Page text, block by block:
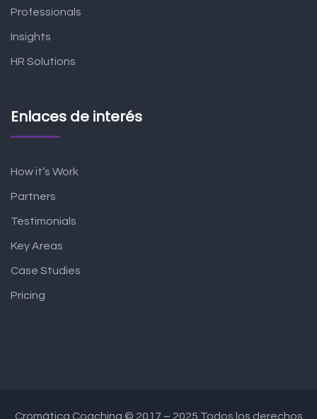
Professionals
Insights
HR Solutions
Enlaces de interés
How it’s Work
Partners
Testimonials
Key Areas
Case Studies
Pricing
Cromática Coaching © 2017 – 2025 Todos los derechos